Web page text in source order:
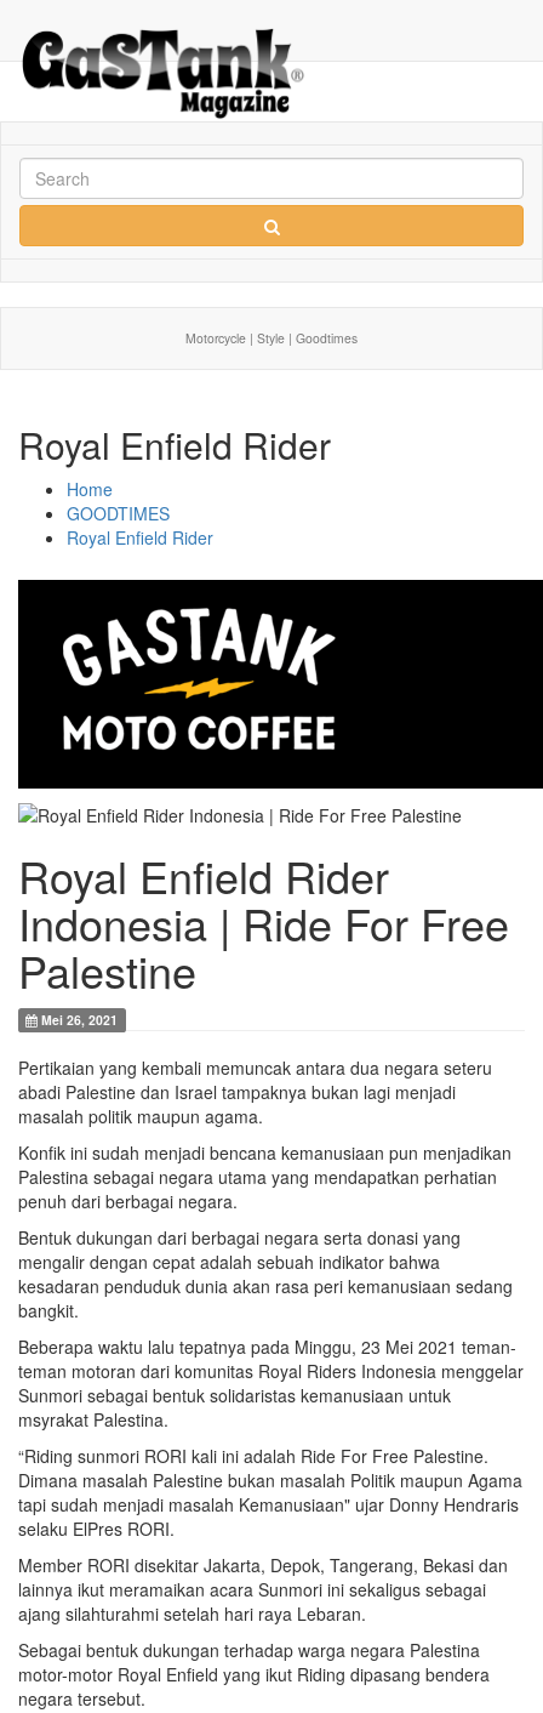
Motorcycle | Style | Goodtimes
Royal Enfield Rider
Home
GOODTIMES
Royal Enfield Rider
Royal Enfield Rider
Indonesia | Ride For Free
Palestine
Mei 26, 2021
Pertikaian yang kembali memuncak antara dua negara seteru
abadi Palestine dan Israel tampaknya bukan lagi menjadi
masalah politik maupun agama.
Konfik ini sudah menjadi bencana kemanusiaan pun menjadikan
Palestina sebagai negara utama yang mendapatkan perhatian
penuh dari berbagai negara.
Bentuk dukungan dari berbagai negara serta donasi yang
mengalir dengan cepat adalah sebuah indikator bahwa
kesadaran penduduk dunia akan rasa peri kemanusiaan sedang
bangkit.
Beberapa waktu lalu tepatnya pada Minggu, 23 Mei 2021 teman-
teman motoran dari komunitas Royal Riders Indonesia menggelar
Sunmori sebagai bentuk solidaristas kemanusiaan untuk
msyrakat Palestina.
“Riding sunmori RORI kali ini adalah Ride For Free Palestine.
Dimana masalah Palestine bukan masalah Politik maupun Agama
tapi sudah menjadi masalah Kemanusiaan" ujar Donny Hendraris
selaku ElPres RORI.
Member RORI disekitar Jakarta, Depok, Tangerang, Bekasi dan
lainnya ikut meramaikan acara Sunmori ini sekaligus sebagai
ajang silahturahmi setelah hari raya Lebaran.
Sebagai bentuk dukungan terhadap warga negara Palestina
motor-motor Royal Enfield yang ikut Riding dipasang bendera
negara tersebut.